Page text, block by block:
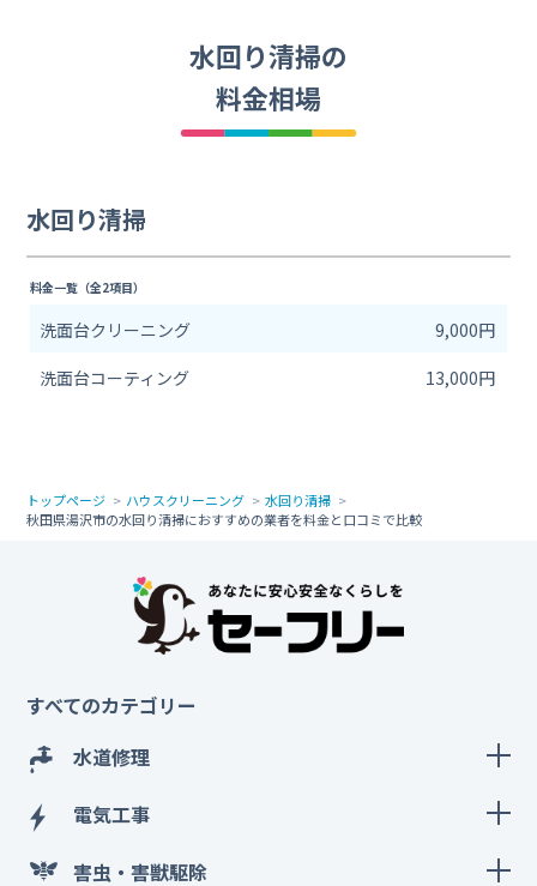
水回り清掃の
料金相場
水回り清掃
料金一覧（全2項目）
洗面台クリーニング
9,000円
洗面台コーティング
13,000円
トップページ ハウスクリーニング
水回り清掃
秋田県湯沢市の水回り清掃におすすめの業者を料金と口コミで比較
すべてのカテゴリー
水道修理
電気工事
害虫・害獣駆除